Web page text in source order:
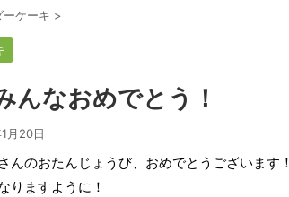
ーケーキ >
んなおめでとう！
月20日
んのおたんじょうび、おめでとうございます！
りますように！